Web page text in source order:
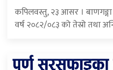
कपिलवस्तु, २३ आसर ।
वर्ष २०८२/०८३ को तेस्रो तथा